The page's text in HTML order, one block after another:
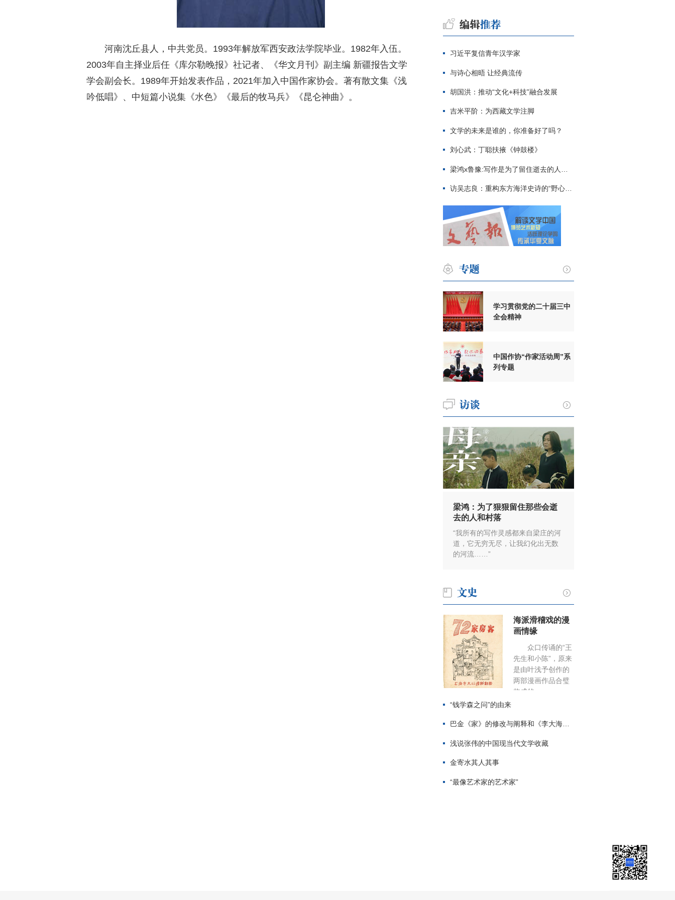
河南沈丘县人，中共党员。1993年解放军西安政法学院毕业。1982年入伍。
2003年自主择业后任《库尔勒晚报》社记者、《华文月刊》副主编 新疆报告文学
学会副会长。1989年开始发表作品，2021年加入中国作家协会。著有散文集《浅
吟低唱》、中短篇小说集《水色》《最后的牧马兵》《昆仑神曲》。